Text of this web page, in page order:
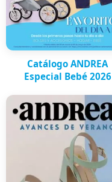
Catálogo ANDREA
Especial Bebé 2026